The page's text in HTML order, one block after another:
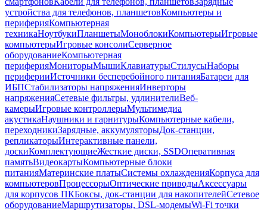
устройства для телефонов, планшетовКомпьютеры и
периферияКомпьютерная
техникаНоутбукиПланшетыМоноблокиКомпьютерыИгровые
компьютерыИгровые консолиСерверное
оборудованиеКомпьютерная
периферияМониторыМышиКлавиатурыСтилусыНаборы
периферииИсточники бесперебойного питанияБатареи для
ИБПСтабилизаторы напряженияИнверторы
напряженияСетевые фильтры, удлинителиВеб-
камерыИгровые контроллерыМультимедиа
акустикаНаушники и гарнитурыКомпьютерные кабели,
переходникиЗарядные, аккумуляторыДок-станции,
репликаторыИнтерактивные панели,
доскиКомплектующиеЖесткие диски, SSDОперативная
памятьВидеокартыКомпьютерные блоки
питанияМатеринские платыСистемы охлажденияКорпуса для
компьютеровПроцессорыОптические приводыАксессуары
для корпусов ПКБоксы, док-станции для накопителейСетевое
оборудованиеМаршрутизаторы, DSL-модемыWi-Fi точки